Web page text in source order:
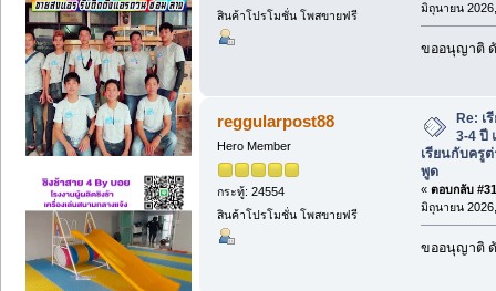
สินค้าโปรโมชั่น โพสขายฟรี
มิถุนายน
ขออนุญาติ
reggularpost88
Hero Member
กระทู้: 24554
สินค้าโปรโมชั่น โพสขายฟรี
Re: เ
3-4 ปี
เรียนกับครู
พูด
« ตอบกลับ
มิถุนายน
ขออนุญาติ